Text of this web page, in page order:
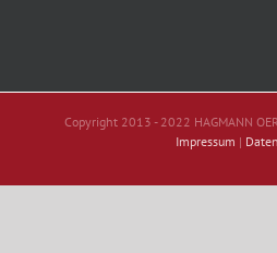
Copyright 2013 - 2022 HAGMANN
Impressum |